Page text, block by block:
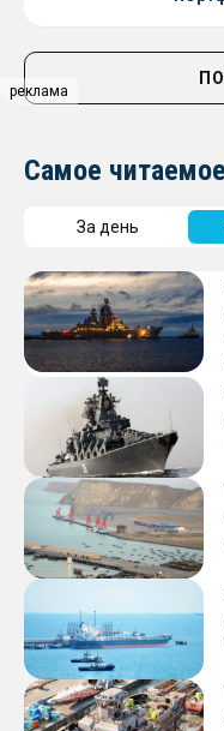
реклама
Самое читаемое
За день